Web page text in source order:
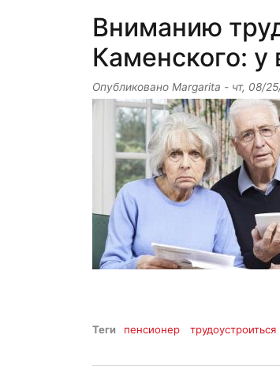
Вниманию
Каменского: у
Опубликовано Margarita - чт, 08/
Теги пенсионер трудоустроиться